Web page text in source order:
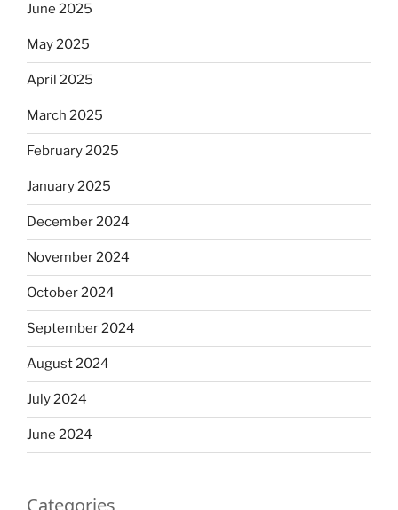
June 2025
May 2025
April 2025
March 2025
February 2025
January 2025
December 2024
November 2024
October 2024
September 2024
August 2024
July 2024
June 2024
Categories